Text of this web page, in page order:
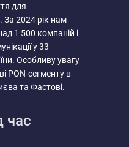
для
За 2024 рік нам
1 500 компаній і
у 33
Особливу увагу
PON-сегменту в
та Фастові.
час